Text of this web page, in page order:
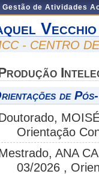
de Atividades
- CENTRO
de
Orientação
ANA
03/2026 ,